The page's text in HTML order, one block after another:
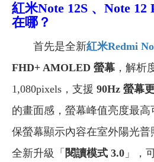
紅米Note 12S 、Note
在哪？
首先是全新紅米Redmi
FHD+ AMOLED 螢幕 ，解析
1,080pixels，支援 90Hz 螢幕
的畫面感，螢幕峰值亮度最高
保螢幕顯示內容在室外陽光
全新升級「 閱讀模式 3.0 」，